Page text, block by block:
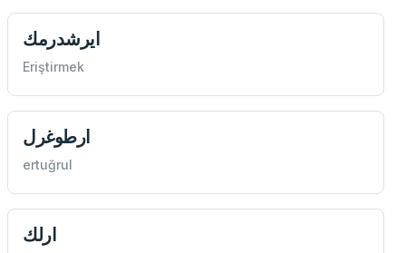
ايرشدرمك
Eriştirmek
ارطوغرل
ertuğrul
ارلك